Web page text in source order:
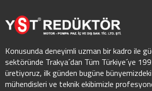
Konusunda deneyimli uzman bir kadro ile
sektöründe Trakya´dan Tüm Türkiye´ye
üretiyoruz, ilk günden bugüne
mühendisleri ve teknik ekibimizle